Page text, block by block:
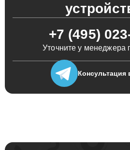
+7 (495)
Уточните у менеджера
Консультация